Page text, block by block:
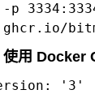
-p
ghcr.io/
使用 Docker
'3'